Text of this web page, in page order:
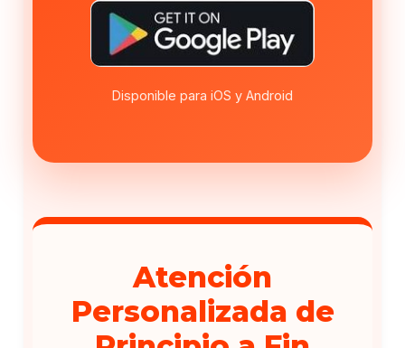
Disponible para iOS y Android
Atención
Personalizada de